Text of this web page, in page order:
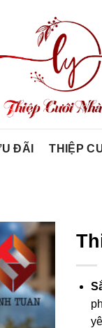
ĐÃI THIỆP